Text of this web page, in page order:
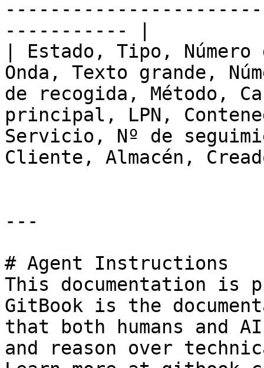
----------- |
| Estado, Tipo,
Onda, Texto grande,
de recogida, Método,
principal, LPN,
Servicio, Nº de
Cliente, Almacén,
---
# Agent Instructions
This documentation is
GitBook is the
that both humans and
and reason over